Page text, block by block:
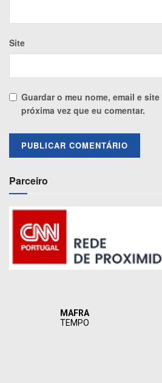
Site
Guardar o meu nome, email e
próxima vez que eu comentar.
Parceiro